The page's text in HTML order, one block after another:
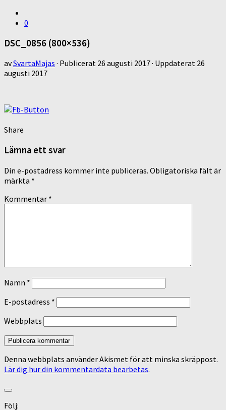
0
DSC_0856 (800×536)
avSvartaMajas · Publicerat 26 augusti 2017· Uppdaterat 26
augusti 2017
Share
Lämna ett svar
Din e-postadress kommer inte publiceras. Obligatoriska fält är
märkta *
Kommentar *
Namn *
E-postadress *
Webbplats
Denna webbplats använder Akismet för att minska skräppost.
Lär dig hur din kommentardata bearbetas.
Följ: